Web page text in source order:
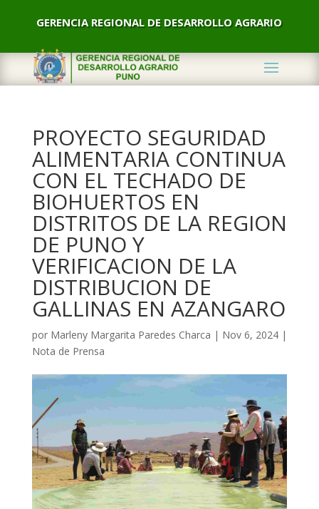
GERENCIA REGIONAL DE DESARROLLO AGRARIO
PROYECTO SEGURIDAD
ALIMENTARIA CONTINUA
CON EL TECHADO DE
BIOHUERTOS EN
DISTRITOS DE LA REGION
DE PUNO Y
VERIFICACION DE LA
DISTRIBUCION DE
GALLINAS EN AZANGARO
por Marleny Margarita Paredes Charca | Nov 6, 2024|
Nota de Prensa